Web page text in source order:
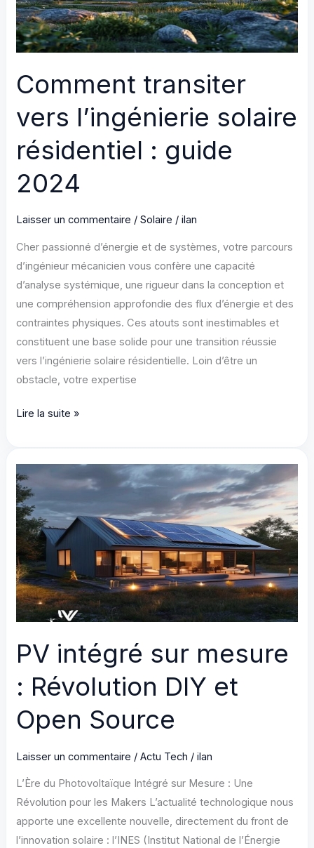
Comment transiter
vers l’ingénierie solaire
résidentiel : guide
2024
Laisser un commentaire /Solaire /ilan
Cher passionné d’énergie et de systèmes, votre parcours
d’ingénieur mécanicien vous confère une capacité
d’analyse systémique, une rigueur dans la conception et
une compréhension approfondie des flux d’énergie et des
contraintes physiques. Ces atouts sont inestimables et
constituent une base solide pour une transition réussie
vers l’ingénierie solaire résidentielle. Loin d’être un
obstacle, votre expertise
Comment
solaire
résidentiel
:
guide
2024
Lire la suite »
PV intégré sur mesure
: Révolution DIY et
Open Source
Laisser un commentaire /Actu Tech /ilan
L’Ère du Photovoltaïque Intégré sur Mesure : Une
Révolution pour les Makers L’actualité technologique nous
apporte une excellente nouvelle, directement du front de
l’innovation solaire : l’INES (Institut National de l’Énergie